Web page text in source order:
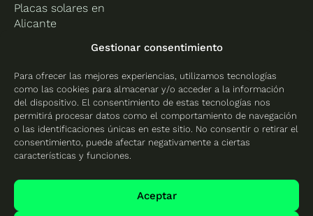
Gestionar consentimiento
Para ofrecer las mejores experiencias, utilizamos tecnologías
como las cookies para almacenar y/o acceder a la información
del dispositivo. El consentimiento de estas tecnologías nos
permitirá procesar datos como el comportamiento de navegación
o las identificaciones únicas en este sitio. No consentir o retirar el
consentimiento, puede afectar negativamente a ciertas
características y funciones.
Aceptar
Placas solares en
Alicante
Placas solares en
Placas solares en
Valencia
Mapa del sitio